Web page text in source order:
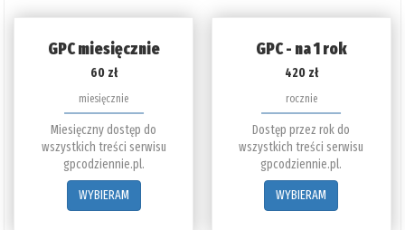
GPC miesięcznie
60 zł
miesięcznie
Miesięczny dostęp do
wszystkich treści serwisu
gpcodziennie.pl.
WYBIERAM
GPC - na 1 rok
420 zł
rocznie
Dostęp przez rok do
wszystkich treści serwisu
gpcodziennie.pl.
WYBIERAM